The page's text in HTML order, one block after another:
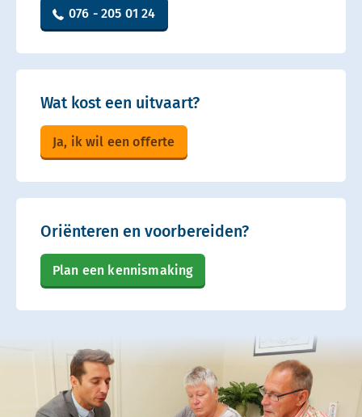
076 - 205 01 24
Wat kost een uitvaart?
Ja, ik wil een offerte
Oriënteren en voorbereiden?
Plan een kennismaking